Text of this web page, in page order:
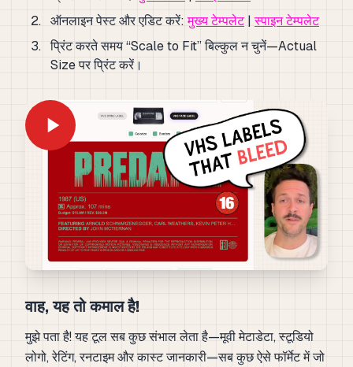
ऑनलाइन पेस्ट और एडिट करें:मुख्य टेम्पलेट|स्पाइन टेम्पलेट
प्रिंट करते समय “Scale to Fit” बिल्कुल न चुनें—Actual
Size पर प्रिंट करें।
वाह, यह तो कमाल है!
मुझे पता है! यह टूल सब कुछ संभाल लेता है—मूवी मेटाडेटा, स्टूडियो
लोगो, रेटिंग, रनटाइम और कास्ट जानकारी—सब कुछ ऐसे फॉर्मेट में जो